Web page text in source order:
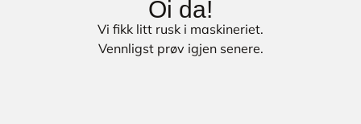
Oi da!
Vi fikk litt rusk i maskineriet.
Vennligst prøv igjen senere.